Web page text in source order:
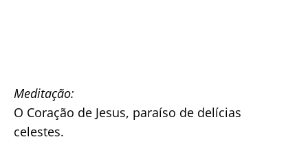
Meditação:
O Coração de Jesus, paraíso de delícias
celestes.